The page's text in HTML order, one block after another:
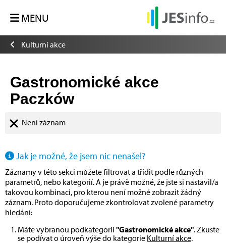
MENU
Kulturní akce
Gastronomické akce
Paczków
Není záznam
Jak je možné, že jsem nic nenašel?
Záznamy v této sekci můžete filtrovat a třídit podle různých
parametrů, nebo kategorií. A je právě možné, že jste si nastavil/a
takovou kombinaci, pro kterou není možné zobrazit žádný
záznam. Proto doporučujeme zkontrolovat zvolené parametry
hledání:
Máte vybranou podkategorii "Gastronomické akce". Zkuste
se podívat o úroveň výše do kategorie Kulturní akce.